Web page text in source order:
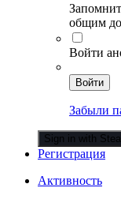
общим
Войти
Войти
Забыли
Sign in with
Регистрация
Активность